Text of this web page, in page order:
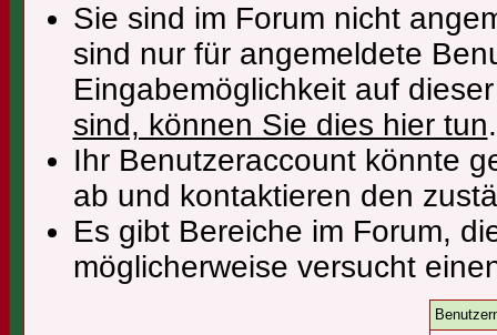
Sie sind im Forum nicht
sind nur für angemeldete
Eingabemöglichkeit auf
sind, können Sie dies hier tun.
Ihr Benutzeraccount könnte
ab und kontaktieren den
Es gibt Bereiche im Forum,
möglicherweise versucht